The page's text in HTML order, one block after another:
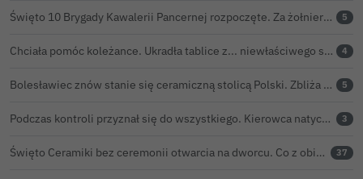
Święto 10 Brygady Kawalerii Pancernej rozpoczęte. Za żołnierzami pierwszy dzień uroczystości 5
Chciała pomóc koleżance. Ukradła tablice z... niewłaściwego samochodu 4
Bolesławiec znów stanie się ceramiczną stolicą Polski. Zbliża się 32. Święto Ceramiki 5
Podczas kontroli przyznał się do wszystkiego. Kierowca natychmiast stracił prawo jazdy 3
Święto Ceramiki bez ceremonii otwarcia na dworcu. Co z obietnicą prezydenta Bolesławca? 37